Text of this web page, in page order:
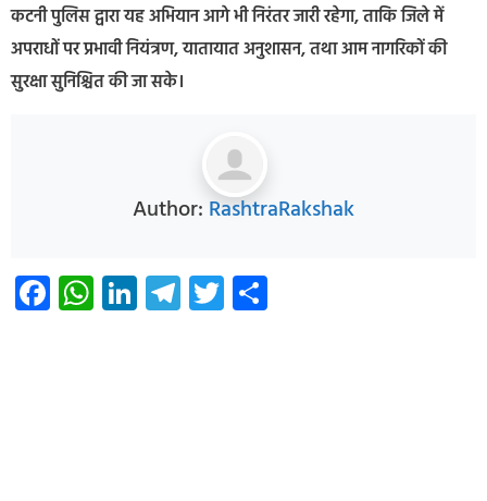
कटनी पुलिस द्वारा यह अभियान आगे भी निरंतर जारी रहेगा, ताकि जिले में
अपराधों पर प्रभावी नियंत्रण, यातायात अनुशासन, तथा आम नागरिकों की
सुरक्षा सुनिश्चित की जा सके।
Author: RashtraRakshak
Facebook
WhatsApp
LinkedIn
Telegram
Twitter